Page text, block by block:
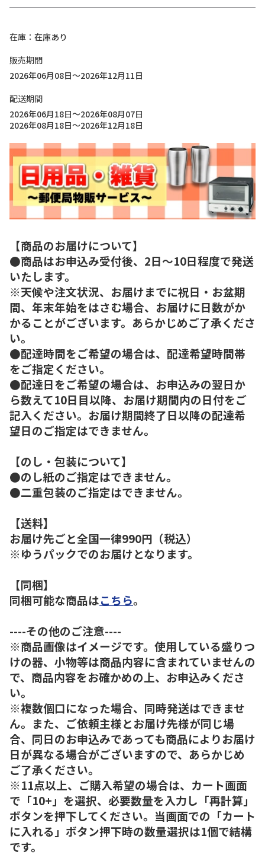
在庫
在庫あり
販売期間
2026年06月08日～2026年12月11日
配送期間
2026年06月18日～2026年08月07日
2026年08月18日～2026年12月18日
【商品のお届けについて】
●商品はお申込み受付後、2日～10日程度で発送
いたします。
※天候や注文状況、お届けまでに祝日・お盆期
間、年末年始をはさむ場合、お届けに日数がか
かることがございます。あらかじめご了承くださ
い。
●配達時間をご希望の場合は、配達希望時間帯
をご指定ください。
●配達日をご希望の場合は、お申込みの翌日か
ら数えて10日目以降、お届け期間内の日付をご
記入ください。お届け期間終了日以降の配達希
望日のご指定はできません。
【のし・包装について】
●のし紙のご指定はできません。
●二重包装のご指定はできません。
【送料】
お届け先ごと全国一律990円（税込）
※ゆうパックでのお届けとなります。
【同梱】
同梱可能な商品はこちら。
----その他のご注意----
※商品画像はイメージです。使用している盛りつ
けの器、小物等は商品内容に含まれていませんの
で、商品内容をお確かめの上、お申込みくださ
い。
※複数個口になった場合、同時発送はできませ
ん。また、ご依頼主様とお届け先様が同じ場
合、同日のお申込みであっても商品によりお届け
日が異なる場合がございますので、あらかじめ
ご了承ください。
※11点以上、ご購入希望の場合は、カート画面
で「10+」を選択、必要数量を入力し「再計算」
ボタンを押下してください。当画面での「カート
に入れる」ボタン押下時の数量選択は1個で結構
です。